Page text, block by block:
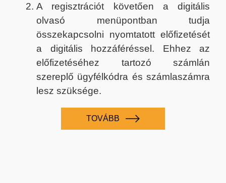
A regisztrációt követően a digitális
olvasó menüpontban tudja
összekapcsolni nyomtatott előfizetését
a digitális hozzáféréssel. Ehhez az
előfizetéséhez tartozó számlán
szereplő ügyfélkódra és számlaszámra
lesz szüksége.
TOVÁBB